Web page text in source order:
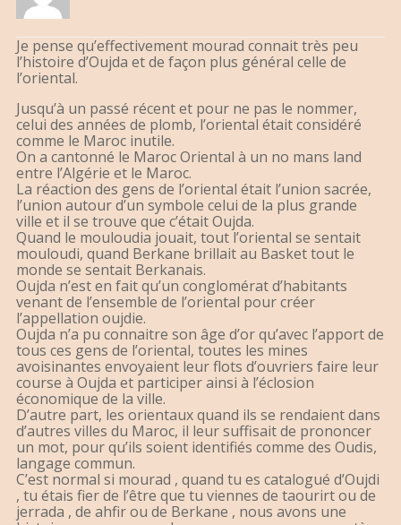
Je pense qu’effectivement mourad connait très peu
l’histoire d’Oujda et de façon plus général celle de
l’oriental.
Jusqu’à un passé récent et pour ne pas le nommer,
celui des années de plomb, l’oriental était considéré
comme le Maroc inutile.
On a cantonné le Maroc Oriental à un no mans land
entre l’Algérie et le Maroc.
La réaction des gens de l’oriental était l’union sacrée,
l’union autour d’un symbole celui de la plus grande
ville et il se trouve que c’était Oujda.
Quand le mouloudia jouait, tout l’oriental se sentait
mouloudi, quand Berkane brillait au Basket tout le
monde se sentait Berkanais.
Oujda n’est en fait qu’un conglomérat d’habitants
venant de l’ensemble de l’oriental pour créer
l’appellation oujdie.
Oujda n’a pu connaitre son âge d’or qu’avec l’apport de
tous ces gens de l’oriental, toutes les mines
avoisinantes envoyaient leur flots d’ouvriers faire leur
course à Oujda et participer ainsi à l’éclosion
économique de la ville.
D’autre part, les orientaux quand ils se rendaient dans
d’autres villes du Maroc, il leur suffisait de prononcer
un mot, pour qu’ils soient identifiés comme des Oudis,
langage commun.
C’est normal si mourad , quand tu es catalogué d’Oujdi
, tu étais fier de l’être que tu viennes de taourirt ou de
jerrada , de ahfir ou de Berkane , nous avons une